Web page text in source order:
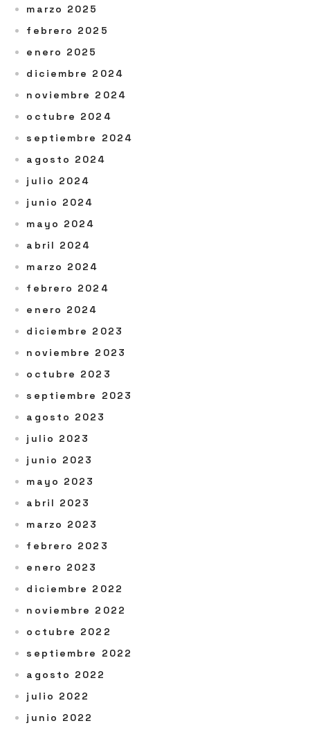
marzo 2025
febrero 2025
enero 2025
diciembre 2024
noviembre 2024
octubre 2024
septiembre 2024
agosto 2024
julio 2024
junio 2024
mayo 2024
abril 2024
marzo 2024
febrero 2024
enero 2024
diciembre 2023
noviembre 2023
octubre 2023
septiembre 2023
agosto 2023
julio 2023
junio 2023
mayo 2023
abril 2023
marzo 2023
febrero 2023
enero 2023
diciembre 2022
noviembre 2022
octubre 2022
septiembre 2022
agosto 2022
julio 2022
junio 2022